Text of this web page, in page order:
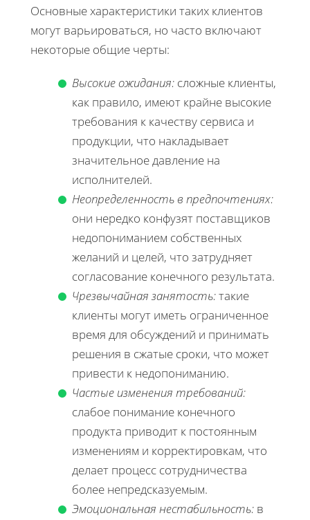
Основные характеристики таких клиентов
могут варьироваться, но часто включают
некоторые общие черты:
Высокие ожидания: сложные клиенты,
как правило, имеют крайне высокие
требования к качеству сервиса и
продукции, что накладывает
значительное давление на
исполнителей.
Неопределенность в предпочтениях:
они нередко конфузят поставщиков
недопониманием собственных
желаний и целей, что затрудняет
согласование конечного результата.
Чрезвычайная занятость:такие
клиенты могут иметь ограниченное
время для обсуждений и принимать
решения в сжатые сроки, что может
привести к недопониманию.
Частые изменения требований:
слабое понимание конечного
продукта приводит к постоянным
изменениям и корректировкам, что
делает процесс сотрудничества
более непредсказуемым.
Эмоциональная нестабильность: в